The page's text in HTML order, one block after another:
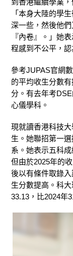
「本身大陸的學
深一些，然後他
『內卷』。」她
程感到不公平，
參考JUPAS官網
的平均收生分數
分。有去年考
心儀學科。
現就讀香港科技
生。她聯招第一
系。她表示五科
但由於2025年的
後以有條件取錄
生分數提高。科
33.13，比2024年